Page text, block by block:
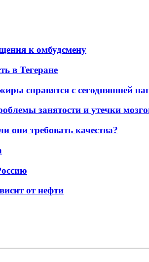
к омбудсмену
в Тегеране
справятся с сегодняшней
занятости и утечки
они требовать качества?
от нефти